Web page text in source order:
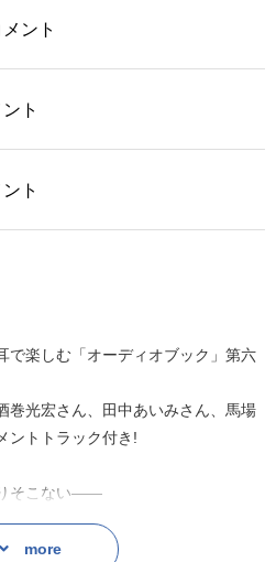
ント
ト
ト
で楽しむ「オーディオブック」第六
巻光宏さん、田中あいみさん、馬場
ントトラック付き!
そこない――
件の捜査依頼。
more